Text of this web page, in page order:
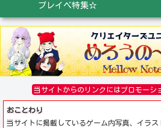
プレイベ特集☆
当サイトからのリンクにはプロモーシ
おことわり
当サイトに掲載しているゲーム内写真、イラ